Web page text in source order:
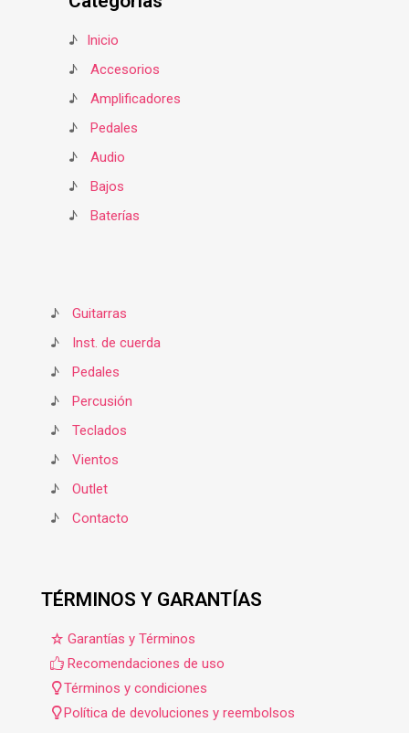
♪
Inicio
♪
Accesorios
♪
Amplificadores
♪
Pedales
♪
Audio
♪
Bajos
♪
Baterías
♪
Guitarras
♪
Inst. de cuerda
♪
Pedales
♪
Percusión
♪
Teclados
♪
Vientos
♪
Outlet
♪
Contacto
TÉRMINOS Y GARANTÍAS
Garantías y Términos
Recomendaciones de uso
Términos y condiciones
Política de devoluciones y reembolsos